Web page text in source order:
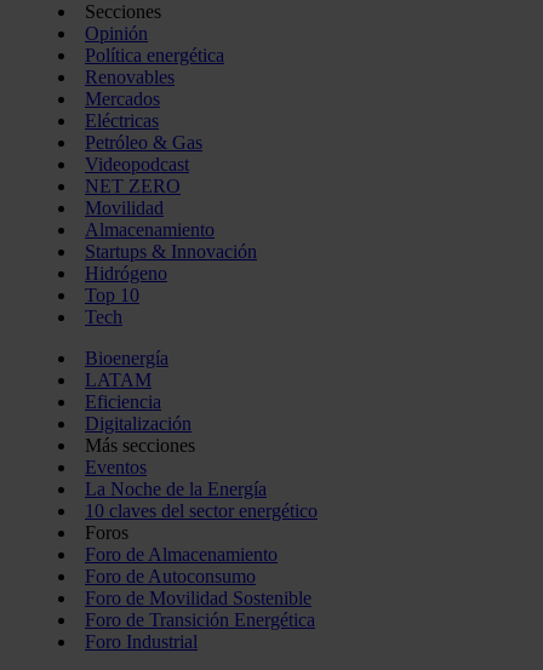
Secciones
Opinión
Política energética
Renovables
Mercados
Eléctricas
Petróleo & Gas
Videopodcast
NET ZERO
Movilidad
Almacenamiento
Startups & Innovación
Hidrógeno
Top 10
Tech
Bioenergía
LATAM
Eficiencia
Digitalización
Más secciones
Eventos
La Noche de la Energía
10 claves del sector energético
Foros
Foro de Almacenamiento
Foro de Autoconsumo
Foro de Movilidad Sostenible
Foro de Transición Energética
Foro Industrial